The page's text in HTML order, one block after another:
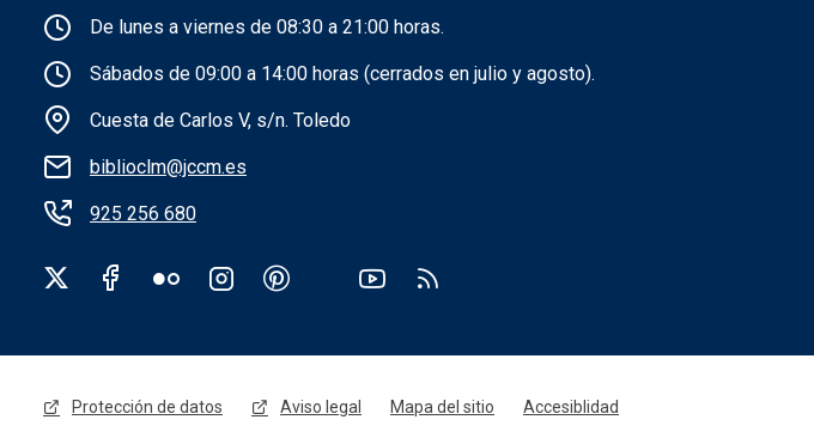
Información de la institución
De lunes a viernes de 08:30 a 21:00 horas.
Sábados de 09:00 a 14:00 horas (cerrados en julio y agosto).
Cuesta de Carlos V, s/n. Toledo
biblioclm@jccm.es
925 256 680
Redes sociales institución
Protección de datos Aviso legal Mapa del sitio Accesiblidad